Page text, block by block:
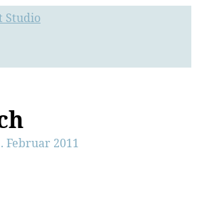
Februar 2011